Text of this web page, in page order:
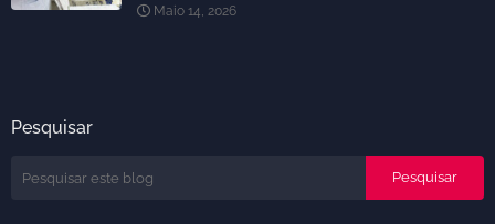
Maio 14, 2026
Pesquisar